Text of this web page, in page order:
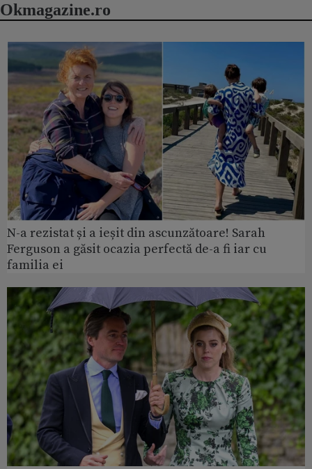
Okmagazine.ro
N-a rezistat și a ieșit din ascunzătoare! Sarah
Ferguson a găsit ocazia perfectă de-a fi iar cu
familia ei